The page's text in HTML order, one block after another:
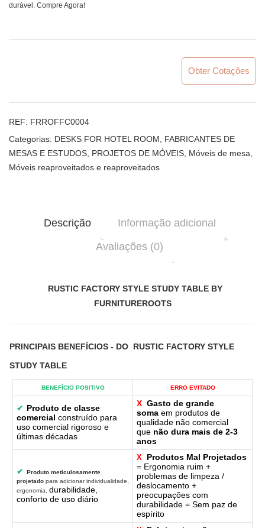
durável. Compre Agora!
Obter Cotações
REF: FRROFFC0004
Categorias: DESKS FOR HOTEL ROOM
FABRICANTES DE
MESAS E ESTUDOS PROJETOS DE MÓVEIS Móveis de mesa
Móveis reaproveitados e reaproveitados
Descrição
Informação adicional
Avaliações (0)
RUSTIC FACTORY STYLE STUDY TABLE BY
FURNITUREROOTS
PRINCIPAIS BENEFÍCIOS - DO RUSTIC FACTORY STYLE
STUDY TABLE
BENEFÍCIO POSITIVO ERRO EVITADO
✔ Produto de classe
comercial construído para
uso comercial rigoroso e
últimas décadas
X Gasto de grande
soma em produtos de
qualidade não comercial
que não dura mais de 2-3
anos
✔
Produto meticulosamente
projetado para adicionar individualidade,
ergonomia, durabilidade,
conforto de uso diário
X
Produtos Mal Projetados
= Ergonomia ruim +
problemas de limpeza /
deslocamento +
preocupações com
durabilidade = Sem paz de
espírito